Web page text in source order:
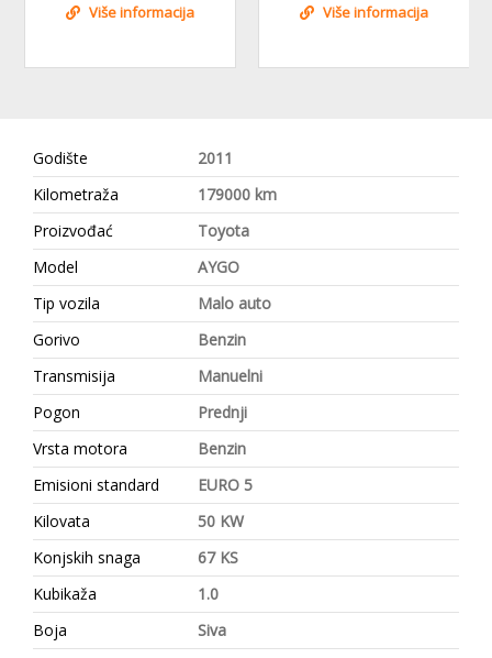
Više informacija Više informacija
Godište
2011
Kilometraža
179000 km
Proizvođać
Toyota
Model
AYGO
Tip vozila
Malo auto
Gorivo
Benzin
Transmisija
Manuelni
Pogon
Prednji
Vrsta motora
Benzin
Emisioni standard
EURO 5
Kilovata
50 KW
Konjskih snaga
67 KS
Kubikaža
1.0
Boja
Siva